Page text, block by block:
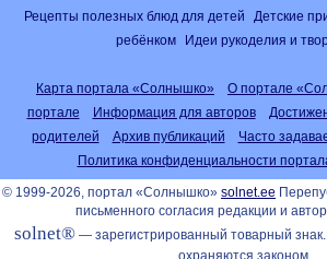
Рецепты полезных блюд для детей
Детские
ребёнком
Идеи рукоделия и
Карта портала «Солнышко» О портале
портале
Информация для авторов
родителей
Архив публикаций
Часто
Политика конфиденциальности
© 1999-2026, портал «Солнышко» solnet.ee
письменного согласия редакции и
solnet® — зарегистрированный товарный
охраняются законом.